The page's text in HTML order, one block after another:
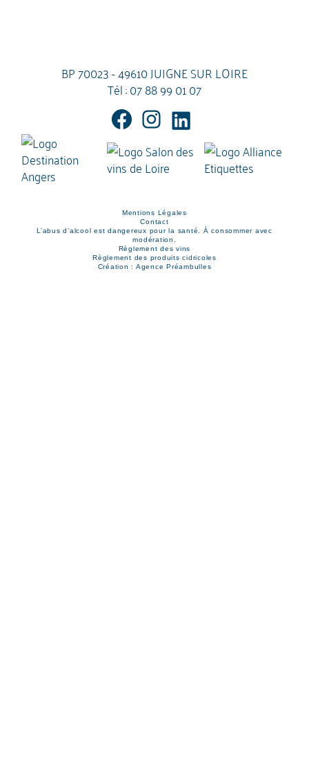
BP 70023 - 49610 JUIGNE SUR LOIRE
Tél :07 88 99 01 07
Mentions Légales
Contact
L’abus d’alcool est dangereux pour la santé. À consommer avec
modération.
Règlement des vins
Règlement des produits cidricoles
Création : Agence Préambulles